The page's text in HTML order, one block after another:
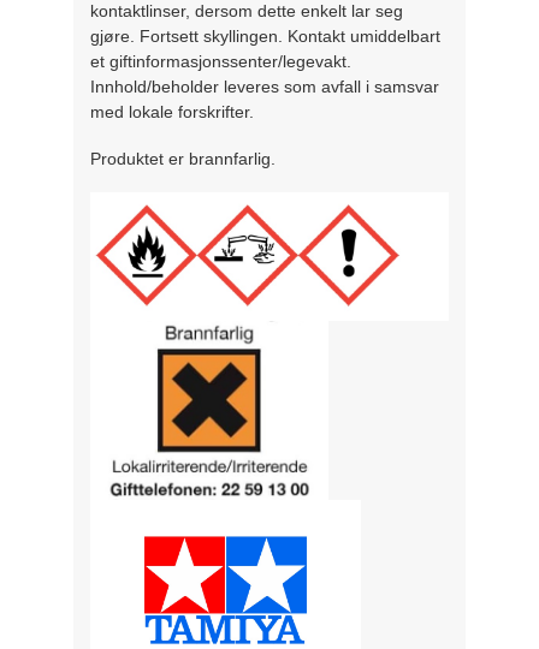
kontaktlinser, dersom dette enkelt lar seg
gjøre. Fortsett skyllingen. Kontakt umiddelbart
et giftinformasjonssenter/legevakt.
Innhold/beholder leveres som avfall i samsvar
med lokale forskrifter.
Produktet er brannfarlig.